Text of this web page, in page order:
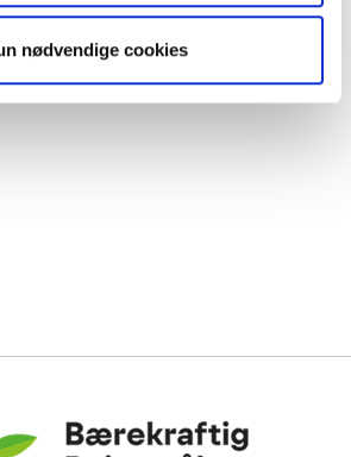
nødvendige cookies
10:00 - 17:00
10:00 - 16:00
Reisemål